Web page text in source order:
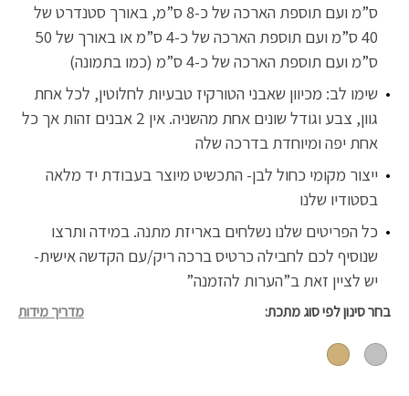
ס”מ ועם תוספת הארכה של כ-8 ס”מ, באורך סטנדרט של
40 ס”מ ועם תוספת הארכה של כ-4 ס”מ או באורך של 50
ס”מ ועם תוספת הארכה של כ-4 ס”מ (כמו בתמונה)
שימו לב: מכיוון שאבני הטורקיז טבעיות לחלוטין, לכל אחת
גוון, צבע וגודל שונים אחת מהשניה. אין 2 אבנים זהות אך כל
אחת יפה ומיוחדת בדרכה שלה
ייצור מקומי כחול לבן- התכשיט מיוצר בעבודת יד מלאה
בסטודיו שלנו
כל הפריטים שלנו נשלחים באריזת מתנה. במידה ותרצו
שנוסיף לכם לחבילה כרטיס ברכה ריק/עם הקדשה אישית-
יש לציין זאת ב”הערות להזמנה”
בחר סינון לפי סוג מתכת מדריך מידות